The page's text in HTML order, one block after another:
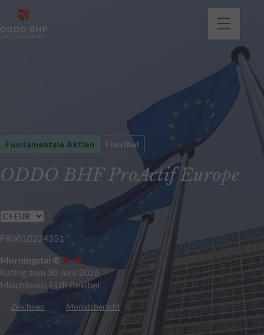
ODDO BHF ProActif Europe
Fundamentale Aktien Flexibel
FR0010234351
Morningstar®
Rating zum 30 Juni 2026
Mischfonds EUR flexibel
Zeichnen Monatsbericht